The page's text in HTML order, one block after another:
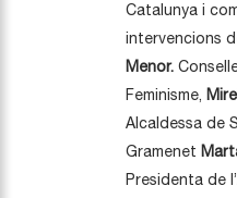
Catalunya i
intervencions
Menor.
Feminisme,
Alcaldessa de
Gramenet
Presidenta de